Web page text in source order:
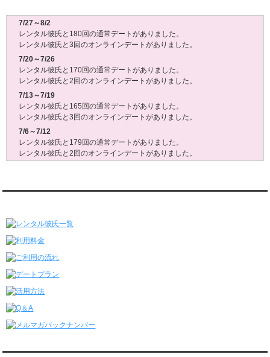
7/27～8/2
レンタル彼氏と180回の通常デートがありました。
レンタル彼氏と3回のオンラインデートがありました。
7/20～7/26
レンタル彼氏と170回の通常デートがありました。
レンタル彼氏と2回のオンラインデートがありました。
7/13～7/19
レンタル彼氏と165回の通常デートがありました。
レンタル彼氏と3回のオンラインデートがありました。
7/6～7/12
レンタル彼氏と179回の通常デートがありました。
レンタル彼氏と2回のオンラインデートがありました。
レンタル彼氏と3回のオンラインデートがありました。
レンタル彼氏と2回のオンラインデートがありました。
6/15～6/21
レンタル彼氏と4回のオンラインデートがありました。
6/8～6/14
レンタル彼氏と161回の通常デートがありました。
レンタル彼氏と3回のオンラインデートがありました。
6/1～6/7
レンタル彼氏と165回の通常デートがありました。